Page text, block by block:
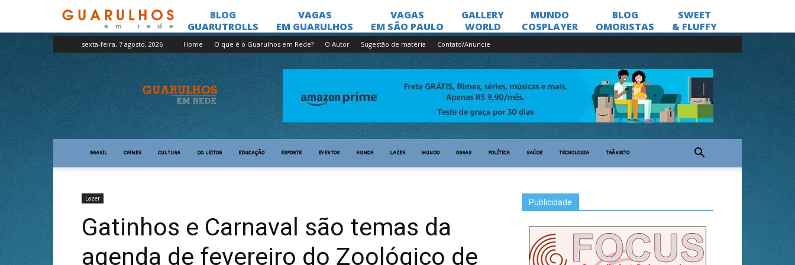
sexta-feira, 7 agosto, 2026 Home O que é o Guarulhos em Rede? O Autor Sugestão de matéria Contato/Anuncie
Guarulhos
em
Rede
BRASIL CRIMES CULTURA DO LEITOR EDUCAÇÃO ESPORTE EVENTOS HUMOR LAZER MUNDO OBRAS POLÍTICA SAÚDE TECNOLOGIA TRÂNSITO
Lazer
Gatinhos e Carnaval são temas da
agenda de fevereiro do Zoológico de
Publicidade